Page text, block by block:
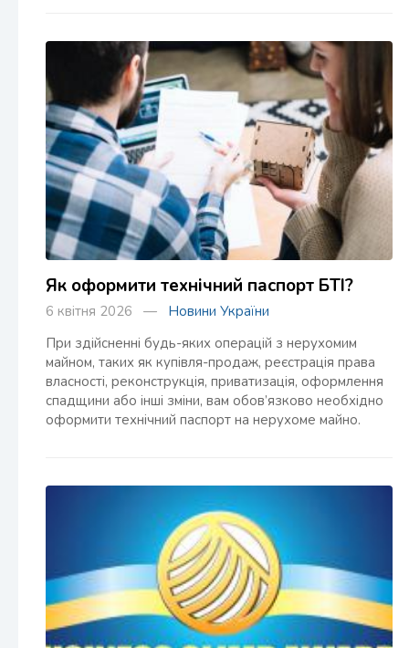
Як оформити технічний паспорт БТІ?
6 квітня 2026 — Новини України
При здійсненні будь-яких операцій з нерухомим
майном, таких як купівля-продаж, реєстрація права
власності, реконструкція, приватизація, оформлення
спадщини або інші зміни, вам обов’язково необхідно
оформити технічний паспорт на нерухоме майно.